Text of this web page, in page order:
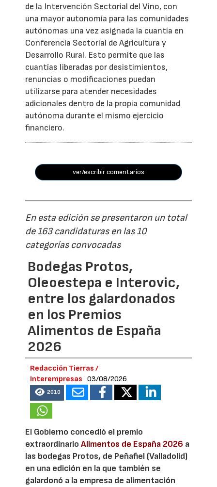
de la Intervención Sectorial del Vino, con
una mayor autonomía para las comunidades
autónomas una vez asignada la cuantía en
Conferencia Sectorial de Agricultura y
Desarrollo Rural. Esto permite que las
cuantías liberadas por desistimientos,
renuncias o modificaciones puedan
utilizarse para atender necesidades
adicionales dentro de la propia comunidad
autónoma durante el mismo ejercicio
financiero.
ver/escribir comentarios
En esta edición se presentaron un total
de 163 candidaturas en las 10
categorías convocadas
Bodegas Protos,
Oleoestepa e Interovic,
entre los galardonados
en los Premios
Alimentos de España
2026
Redacción Tierras /
Interempresas
03/08/2026
2010
El Gobierno concedió el premio
extraordinarioAlimentos de España 2026 a
las bodegas Protos, de Peñafiel (Valladolid)
en una edición en la que también se
galardonó a la empresa de alimentación